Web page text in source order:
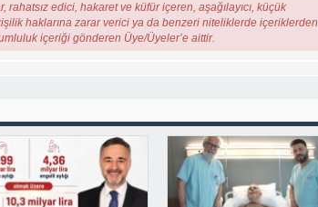
rahatsız edici, hakaret ve küfür içeren, aşağılayıcı, küçük
haklarına zarar verici ya da benzeri niteliklerde içeriklerden
içeriği gönderen Üye/Üyeler’e aittir.